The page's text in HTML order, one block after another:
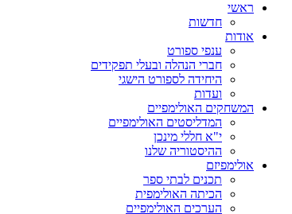
ראשי
חדשות
אודות
ענפי ספורט
חברי הנהלה ובעלי תפקידים
היחידה לספורט הישגי
ועדות
המשחקים האולימפיים
המדליסטים האולימפיים
י"א חללי מינכן
ההיסטוריה שלנו
אולימפיזם
תכנים לבתי ספר
הכיתה האולימפית
הערכים האולימפיים